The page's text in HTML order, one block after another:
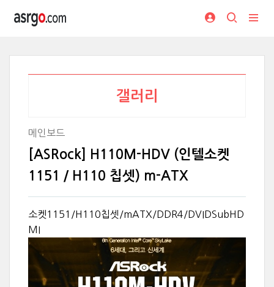
갤러리
메인보드
[ASRock] H110M-HDV (인텔소켓
1151 / H110 칩셋) m-ATX
소켓1151/H110칩셋/mATX/DDR4/DVIDSubHD
MI